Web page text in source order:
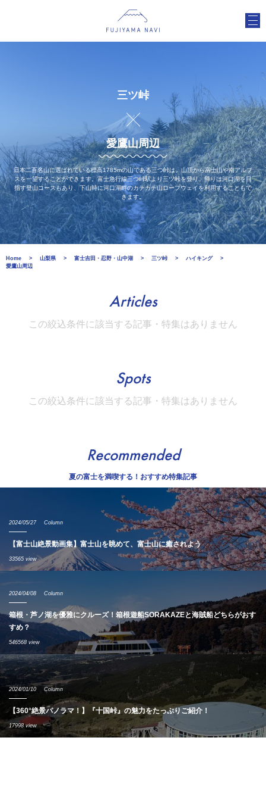
三ツ峠
愛鷹山周辺
日本二百名山に選ばれている標高1785mの山である三つ峠は、山頂から富士山や南アルプ
スを一望することができます。富士急行線三つ峠駅より三ツ峠を登り、帰りは河口湖を目
指す登山コースもあり、下山時に河口湖畔のカチカチ山ロープウェイを利用することもで
きます。
Home 山梨県 富士吉田・忍野・山中湖 三ツ峠
ハイキング
愛鷹山周辺
Articles
この絞込条件に該当する記事・特集はありません
Spots
この絞込条件に該当する記事・特集はありません
Recommended
夏の富士を満喫する！おすすめ特集記事
2024/05/27 Column
【富士山絶景動画集】富士山を眺めて、富士山に癒されよう
33565 view
2024/04/08 Column
箱根・芦ノ湖を優雅にクルーズ！箱根遊船SORAKAZEと海賊船どちらがおす
すめ？
546568 view
2024/01/10 Column
【360°絶景パノラマ！】『十国峠』の魅力をたっぷりご紹介！
17998 view